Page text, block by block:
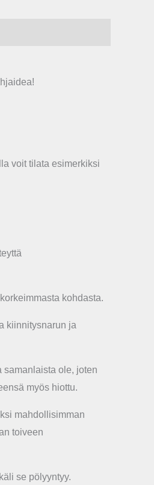
voit tilata esimerkiksi
kohdasta.
kiinnitysnarun ja
samanlaista ole, joten
myös hiottu.
mahdollisimman
toiveen
se pölyyntyy.